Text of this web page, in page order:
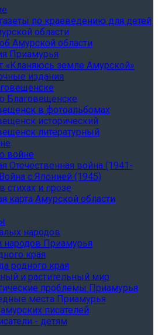
по краеведению для детей
области
Амурской области
Приамурья
«Кланяюсь земле Амурской»
издания
Благовещенске
в фотоальбомах
исторический
литературный
войне
Отечественная война (1941-
с Японией (1945)
стихах и прозе
карта Амурской области
народов
народов Приамурья
края
родного края
и растительный мир
проблемы Приамурья
места Приамурья
писателей
- детям